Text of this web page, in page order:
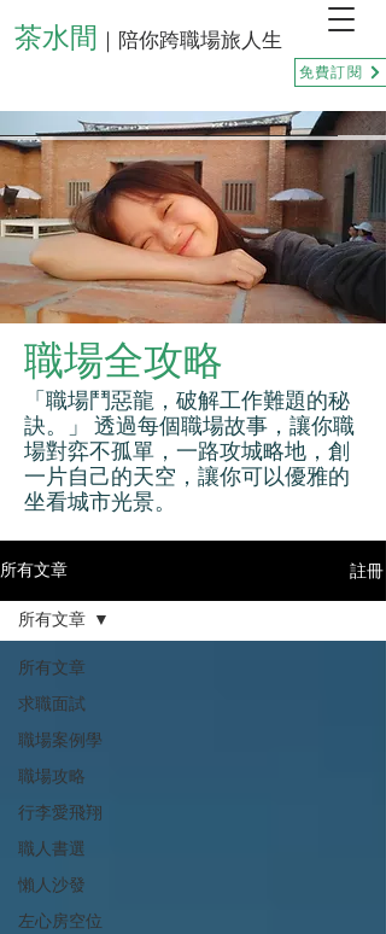
茶水間 ｜陪你跨職場旅人生
免費訂閱
職場全攻略
「職場鬥惡龍，破解工作難題的秘
訣。」 透過每個職場故事，讓你職
場對弈不孤單，一路攻城略地，創
一片自己的天空，讓你可以優雅的
坐看城市光景。
所有文章 註冊
所有文章
求職面試
職場案例學
職場攻略
行李愛飛翔
職人書選
懶人沙發
左心房空位
所有文章